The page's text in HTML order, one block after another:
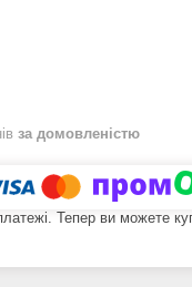
за домовленістю
Тепер ви можете